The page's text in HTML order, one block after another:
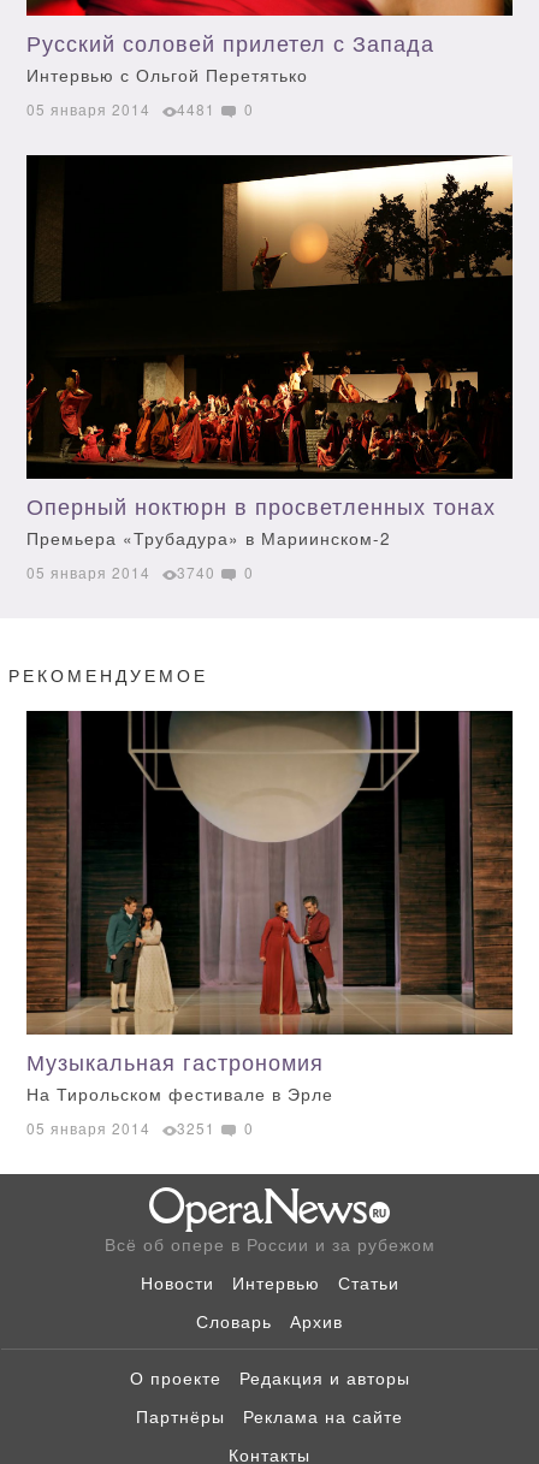
Русский соловей прилетел с Запада
Интервью с Ольгой Перетятько
05 января 2014 4481 0
Оперный ноктюрн в просветленных тонах
Премьера «Трубадура» в Мариинском-2
05 января 2014 3740 0
РЕКОМЕНДУЕМОЕ
Музыкальная гастрономия
На Тирольском фестивале в Эрле
05 января 2014 3251 0
Всё об опере в России и за рубежом
Новости
Интервью
Статьи
Словарь
Архив
О проекте
Редакция и авторы
Партнёры
Реклама на сайте
Контакты